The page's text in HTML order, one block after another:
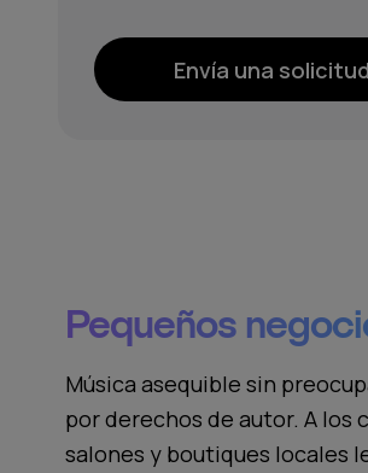
Envía una solicitud
Pequeños
Música asequible sin
por derechos de autor. A los
salones y boutiques locales